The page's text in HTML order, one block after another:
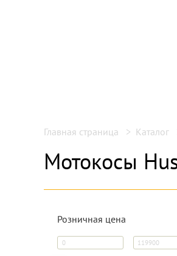
Главная страница Каталог
Мотокосы
Розничная цена